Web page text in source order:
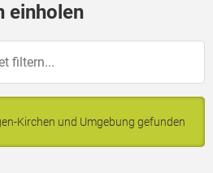
einholen
Kirchen und Umgebung gefunden